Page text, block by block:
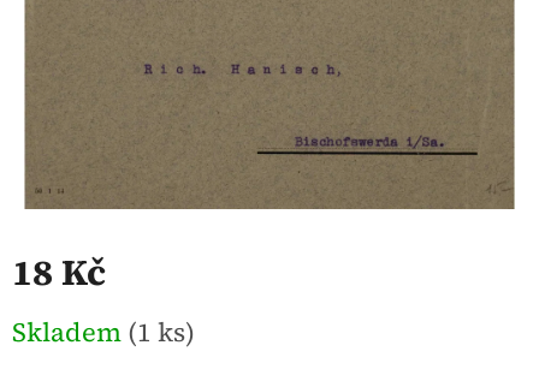
18 Kč
cena:
Skladem (1 ks)